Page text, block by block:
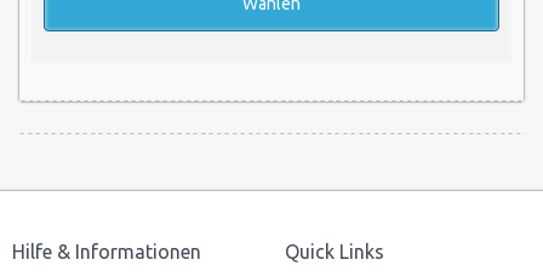
Hilfe & Informationen Quick Links